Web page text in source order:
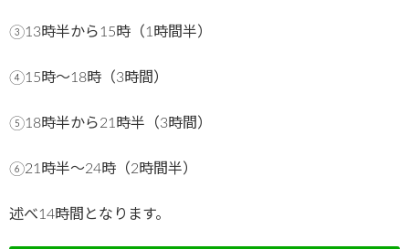
③13時半から15時（1時間半）
④15時～18時（3時間）
⑤18時半から21時半（3時間）
⑥21時半～24時（2時間半）
述べ14時間となります。